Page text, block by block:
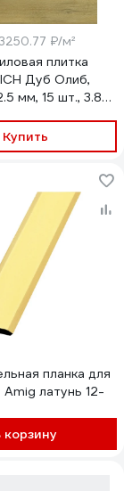
₽/м²
плитка
Дуб Олиб,
мм, 15 шт., 3.88
Купить
планка для
латунь 12-
корзину